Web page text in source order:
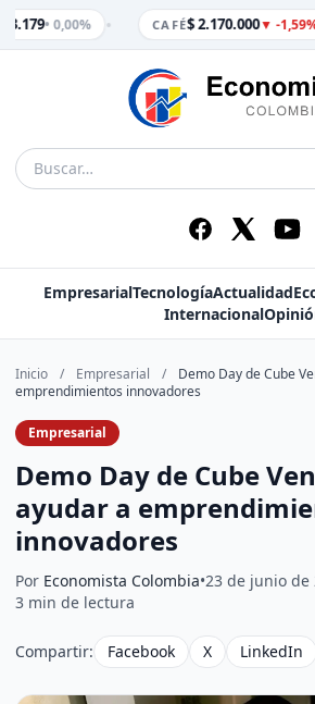
3.179• 0,00% CAFÉ$ 2.170.000▼ -1,59%
EmpresarialTecnologíaActualidad
Internacional
Inicio / Empresarial /
Demo Day de Cube
emprendimientos innovadores
Empresarial
Demo Day de Cube
ayudar a
innovadores
Por Economista Colombia•23 de junio de
3 min de lectura
Compartir: Facebook X LinkedIn